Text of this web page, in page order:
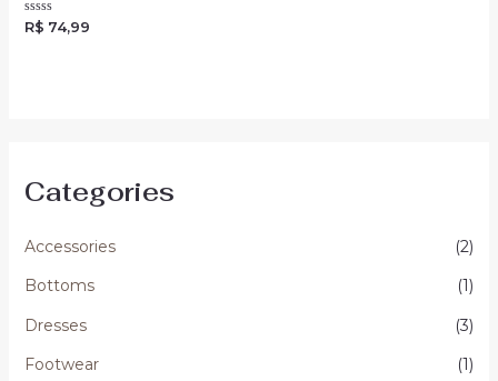
Categories
Accessories
(2)
Bottoms
(1)
Dresses
(3)
Footwear
(1)
Rated
R$ 74,99